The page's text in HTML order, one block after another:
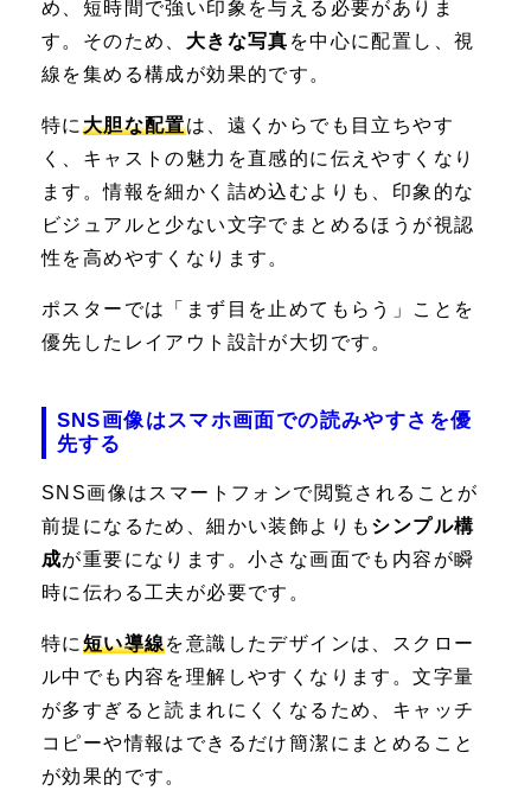
め、短時間で強い印象を与える必要がありま
す。そのため、 大きな写真 を中心に配置し、視
線を集める構成が効果的です。
特に 大胆な配置は、遠くからでも目立ちやす
く、キャストの魅力を直感的に伝えやすくなり
ます。情報を細かく詰め込むよりも、印象的な
ビジュアルと少ない文字でまとめるほうが視認
性を高めやすくなります。
ポスターでは「まず目を止めてもらう」ことを
優先したレイアウト設計が大切です。
SNS画像はスマホ画面での読みやすさを優
先する
SNS画像はスマートフォンで閲覧されることが
前提になるため、細かい装飾よりも シンプル構
成が重要になります。小さな画面でも内容が瞬
時に伝わる工夫が必要です。
特に 短い導線を意識したデザインは、スクロー
ル中でも内容を理解しやすくなります。文字量
が多すぎると読まれにくくなるため、キャッチ
コピーや情報はできるだけ簡潔にまとめること
が効果的です。